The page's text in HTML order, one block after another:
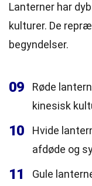
Lanterner har
kulturer. De
begyndelser.
09
Røde
kinesisk
10
Hvide
afdøde og
11
Gule